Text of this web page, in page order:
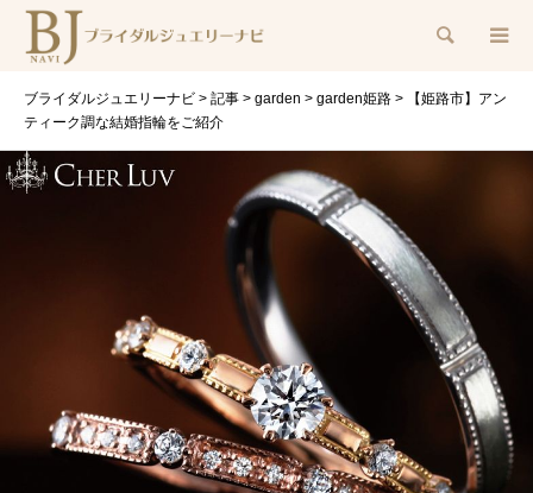
検索
ブライダルジュエリーナビ > 記事 > garden > garden姫路 >
【姫路市】アン
ティーク調な結婚指輪をご紹介